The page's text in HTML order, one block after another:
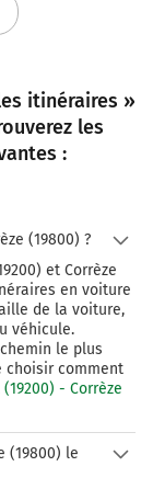
itinéraires »
les
:
(19800) ?
et Corrèze
en voiture
de la voiture,
véhicule.
le plus
choisir comment
- Corrèze
(19800) le